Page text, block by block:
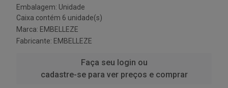
Embalagem: Unidade
Caixa contém 6 unidade(s)
Marca: EMBELLEZE
Fabricante: EMBELLEZE
Faça seu login ou
cadastre-se para ver preços e comprar